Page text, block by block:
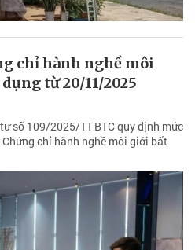
chỉ hành nghề môi
từ 20/11/2025
số 109/2025/TT-BTC quy định mức
chỉ hành nghề môi giới bất